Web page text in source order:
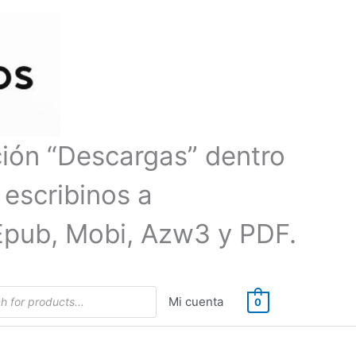
“Descargas” dentro
a
Mobi, Azw3 y PDF.
Mi cuenta 0